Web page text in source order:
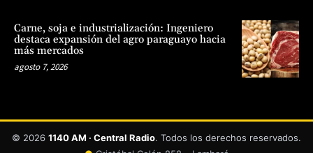
Carne, soja e industrialización: Ingeniero
destaca expansión del agro paraguayo hacia
más mercados
agosto 7, 2026
© 2026 1140 AM · Central Radio. Todos los derechos reservados.